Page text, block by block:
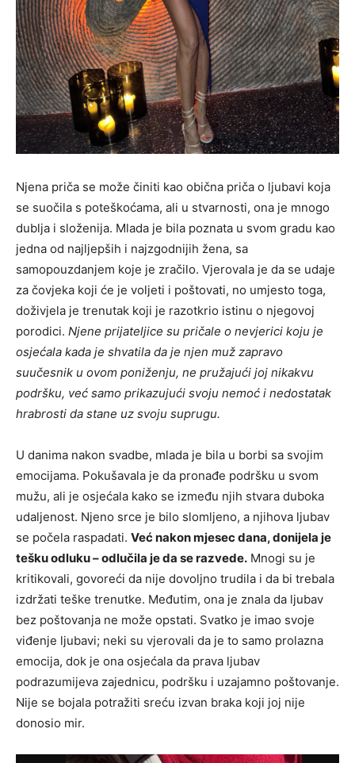
Njena priča se može činiti kao obična priča o ljubavi koja
se suočila s poteškoćama, ali u stvarnosti, ona je mnogo
dublja i složenija. Mlada je bila poznata u svom gradu kao
jedna od najljepših i najzgodnijih žena, sa
samopouzdanjem koje je zračilo. Vjerovala je da se udaje
za čovjeka koji će je voljeti i poštovati, no umjesto toga,
doživjela je trenutak koji je razotkrio istinu o njegovoj
porodici. Njene prijateljice su pričale o nevjerici koju je
osjećala kada je shvatila da je njen muž zapravo
suučesnik u ovom poniženju, ne pružajući joj nikakvu
podršku, već samo prikazujući svoju nemoć i nedostatak
hrabrosti da stane uz svoju suprugu.
U danima nakon svadbe, mlada je bila u borbi sa svojim
emocijama. Pokušavala je da pronađe podršku u svom
mužu, ali je osjećala kako se između njih stvara duboka
udaljenost. Njeno srce je bilo slomljeno, a njihova ljubav
se počela raspadati. Već nakon mjesec dana, donijela je
tešku odluku – odlučila je da se razvede. Mnogi su je
kritikovali, govoreći da nije dovoljno trudila i da bi trebala
izdržati teške trenutke. Međutim, ona je znala da ljubav
bez poštovanja ne može opstati. Svatko je imao svoje
viđenje ljubavi; neki su vjerovali da je to samo prolazna
emocija, dok je ona osjećala da prava ljubav
podrazumijeva zajednicu, podršku i uzajamno poštovanje.
Nije se bojala potražiti sreću izvan braka koji joj nije
donosio mir.